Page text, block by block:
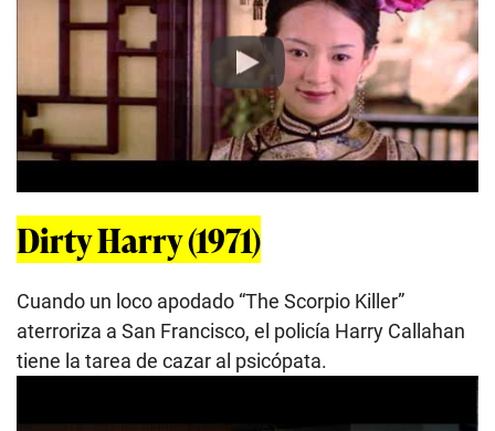
Play
Dirty Harry (1971)
Cuando un loco apodado “The Scorpio Killer”
aterroriza a San Francisco, el policía Harry Callahan
tiene la tarea de cazar al psicópata.